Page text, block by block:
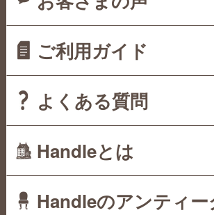
ご利用ガイド
よくある質問
Handleとは
Handleのアンティー